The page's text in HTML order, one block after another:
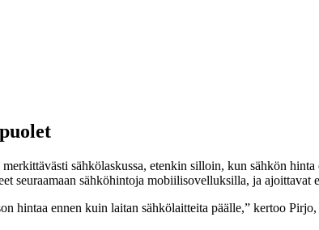
sähkölaskussa, etenkin silloin, kun sähkön
seuraamaan sähköhintoja mobiilisovelluksilla, ja
hintaa ennen kuin laitan sähkölaitteita päälle,” kertoo